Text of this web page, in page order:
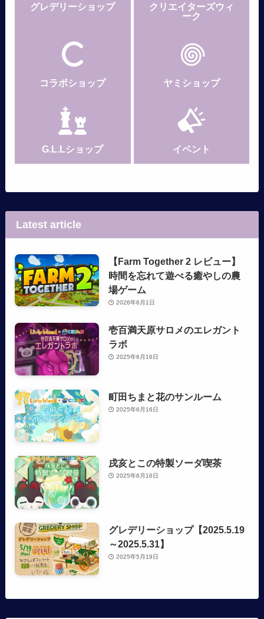
グレデリーショップ
クリエイターズウィ
ーク
コラボショップ ヤミショップ
G.L.Lショップ イベント
Latest article
【Farm Together 2 レビュー】
時間を忘れて遊べる癒やしの農
場ゲーム
2026年6月1日
壱百満天原サロメのエレガント
ラボ
2025年6月16日
町田ちまと花のサンルーム
2025年6月16日
戌亥とこの特製ソーダ喫茶
2025年6月16日
グレデリーショップ【2025.5.19
～2025.5.31】
2025年5月19日